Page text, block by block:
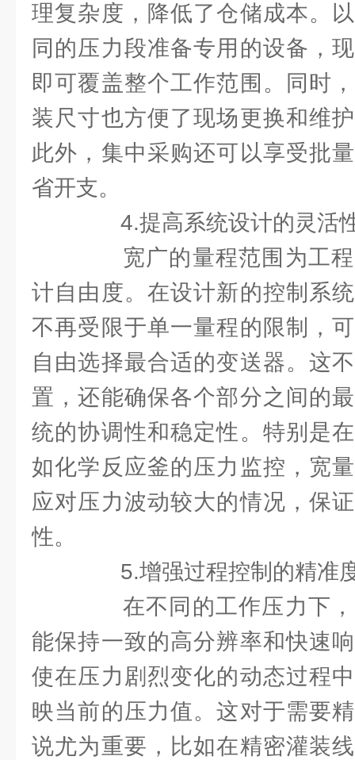
理复杂度，降低了仓储成本。
同的压力段准备专用的设备，
即可覆盖整个工作范围。同时
装尺寸也方便了现场更换和维
此外，集中采购还可以享受批
省开支。
4.提高系统设计的灵活
宽广的量程范围为工程
计自由度。在设计新的控制系
不再受限于单一量程的限制，
自由选择最合适的变送器。这
置，还能确保各个部分之间的
统的协调性和稳定性。特别是
如化学反应釜的压力监控，宽
应对压力波动较大的情况，保
性。
5.增强过程控制的精准
在不同的工作压力下，
能保持一致的高分辨率和快速
使在压力剧烈变化的动态过程
映当前的压力值。这对于需要
说尤为重要，比如在精密灌装